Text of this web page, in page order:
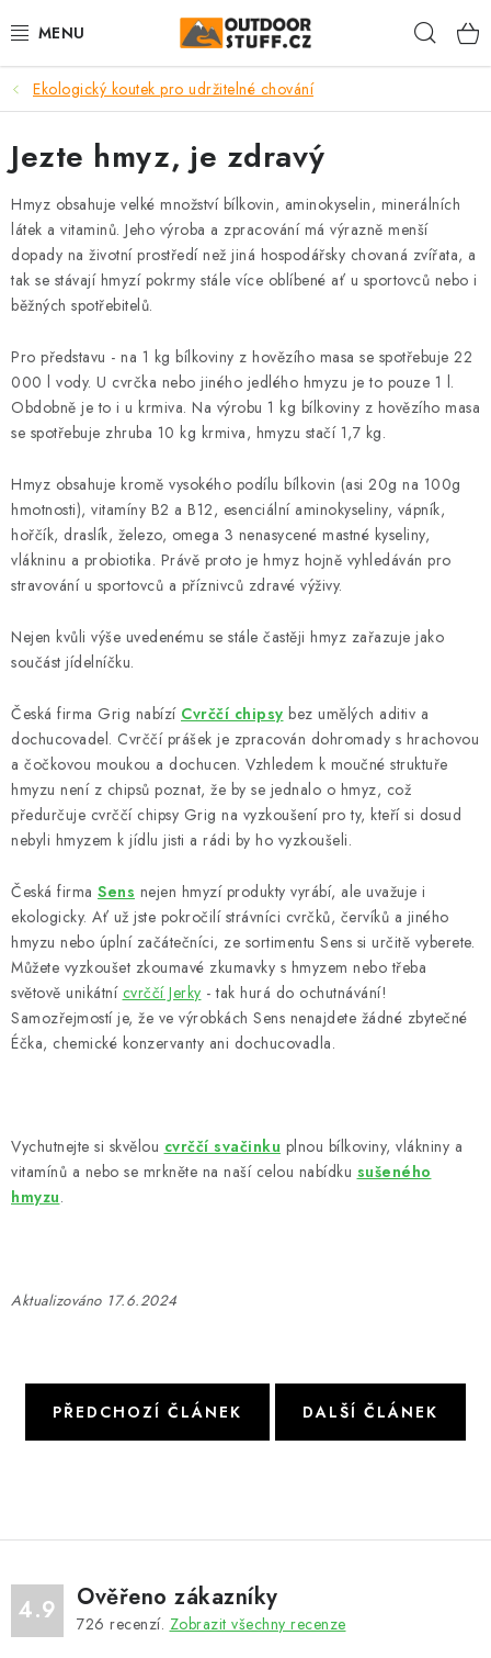
na
🏕️VÝPRODEJ
CAMPING A TURISTIKA
VAŘIČE A NÁDOBÍ
BUSHCRAFT
ČELOVKY A SVÍTILNY
JÍDLO NA CESTY
Outdoor blog Věrnostní program Reklamace
Kontakty
Způsob dopravy a platby
Obchodní podmínky
Podmínky ochrany osobních údajů
Ekologický koutek pro udržitelné chování
Jezte hmyz, je zdravý
Hmyz obsahuje velké množství bílkovin, aminokyselin, minerálních
látek a vitaminů. Jeho výroba a zpracování má výrazně menší
dopady na životní prostředí než jiná hospodářsky chovaná zvířata, a
tak se stávají hmyzí pokrmy stále více oblíbené ať u sportovců nebo i
běžných spotřebitelů.
Pro představu - na 1 kg bílkoviny z hovězího masa se spotřebuje 22
000 l vody. U cvrčka nebo jiného jedlého hmyzu je to pouze 1 l.
Obdobně je to i u krmiva. Na výrobu 1 kg bílkoviny z hovězího masa
se spotřebuje zhruba 10 kg krmiva, hmyzu stačí 1,7 kg.
Hmyz obsahuje kromě vysokého podílu bílkovin (asi 20g na 100g
hmotnosti), vitamíny B2 a B12, esenciální aminokyseliny, vápník,
hořčík, draslík, železo, omega 3 nenasycené mastné kyseliny,
vlákninu a probiotika. Právě proto je hmyz hojně vyhledáván pro
stravování u sportovců a příznivců zdravé výživy.
Nejen kvůli výše uvedenému se stále častěji hmyz zařazuje jako
součást jídelníčku.
Česká firma Grig nabízí Cvrččí chipsy bez umělých aditiv a
dochucovadel. Cvrččí prášek je zpracován dohromady s hrachovou
a čočkovou moukou a dochucen. Vzhledem k moučné struktuře
hmyzu není z chipsů poznat, že by se jednalo o hmyz, což
předurčuje cvrččí chipsy Grig na vyzkoušení pro ty, kteří si dosud
nebyli hmyzem k jídlu jisti a rádi by ho vyzkoušeli.
Česká firma Sens nejen hmyzí produkty vyrábí, ale uvažuje i
ekologicky. Ať už jste pokročilí strávníci cvrčků, červíků a jiného
hmyzu nebo úplní začátečníci, ze sortimentu Sens si určitě vyberete.
Můžete vyzkoušet zkoumavé zkumavky s hmyzem nebo třeba
světově unikátní cvrččí Jerky - tak hurá do ochutnávání!
Samozřejmostí je, že ve výrobkách Sens nenajdete žádné zbytečné
Éčka, chemické konzervanty ani dochucovadla.
Vychutnejte si skvělou cvrččí svačinku plnou bílkoviny, vlákniny a
vitamínů a nebo se mrkněte na naší celou nabídku sušeného
hmyzu.
Aktualizováno 17.6.2024
PŘEDCHOZÍ ČLÁNEK DALŠÍ ČLÁNEK
4.9 Ověřeno zákazníky
726 recenzí. Zobrazit všechny recenze